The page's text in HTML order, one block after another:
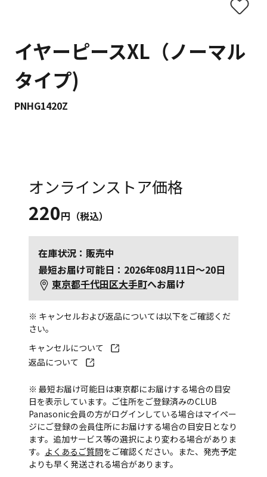
イヤーピースXL（ノーマル
タイプ)
PNHG1420Z
オンラインストア価格
220円（税込）
在庫状況：販売中
最短お届け可能日：2026年08月11日～20日
東京都千代田区大手町へお届け
※ キャンセルおよび返品については以下をご確認くだ
さい。
キャンセルについて
返品について
※ 最短お届け可能日は東京都にお届けする場合の目安
日を表示しています。ご住所をご登録済みのCLUB
Panasonic会員の方がログインしている場合はマイペー
ジにご登録の会員住所にお届けする場合の目安日となり
ます。追加サービス等の選択により変わる場合がありま
す。 よくあるご質問をご確認ください。また、発売予定
よりも早く発送される場合があります。